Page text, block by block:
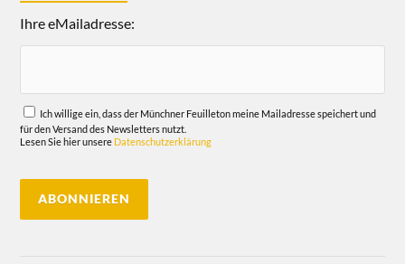
Ihre eMailadresse:
Ich willige ein, dass der Münchner Feuilleton meine Mailadresse speichert und
für den Versand des Newsletters nutzt.
Lesen Sie hier unsere Datenschutzerklärung